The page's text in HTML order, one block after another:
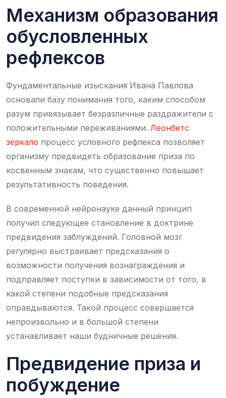
Механизм образования
обусловленных
рефлексов
Фундаментальные изыскания Ивана Павлова
основали базу понимания того, каким способом
разум привязывает безразличные раздражители с
положительными переживаниями. Леонбетс
зеркало процесс условного рефлекса позволяет
организму предвидеть образование приза по
косвенным знакам, что существенно повышает
результативность поведения.
В современной нейронауке данный принцип
получил следующее становление в доктрине
предвидения заблуждений. Головной мозг
регулярно выстраивает предсказания о
возможности получения вознаграждения и
подправляет поступки в зависимости от того, в
какой степени подобные предсказания
оправдываются. Такой процесс совершается
непроизвольно и в большой степени
устанавливает наши будничные решения.
Предвидение приза и
побуждение